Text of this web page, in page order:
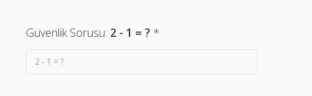
Güvenlik Sorusu: 2 - 1 = ? *